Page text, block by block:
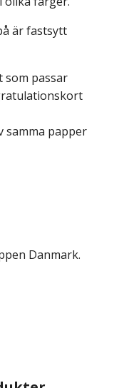
är fastsytt
passar
samma papper
Danmark.